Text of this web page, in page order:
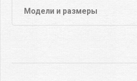
Модели и размеры